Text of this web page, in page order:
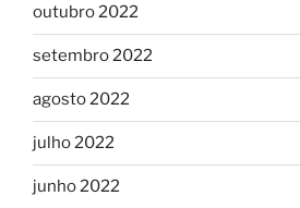
outubro 2022
setembro 2022
agosto 2022
julho 2022
junho 2022